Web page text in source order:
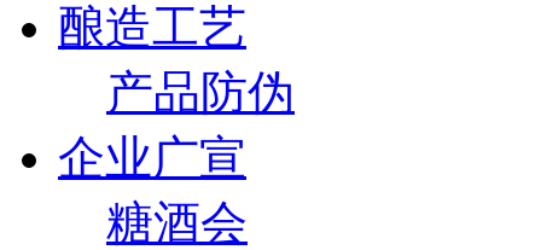
酿造工艺
产品防伪
企业广宣
糖酒会